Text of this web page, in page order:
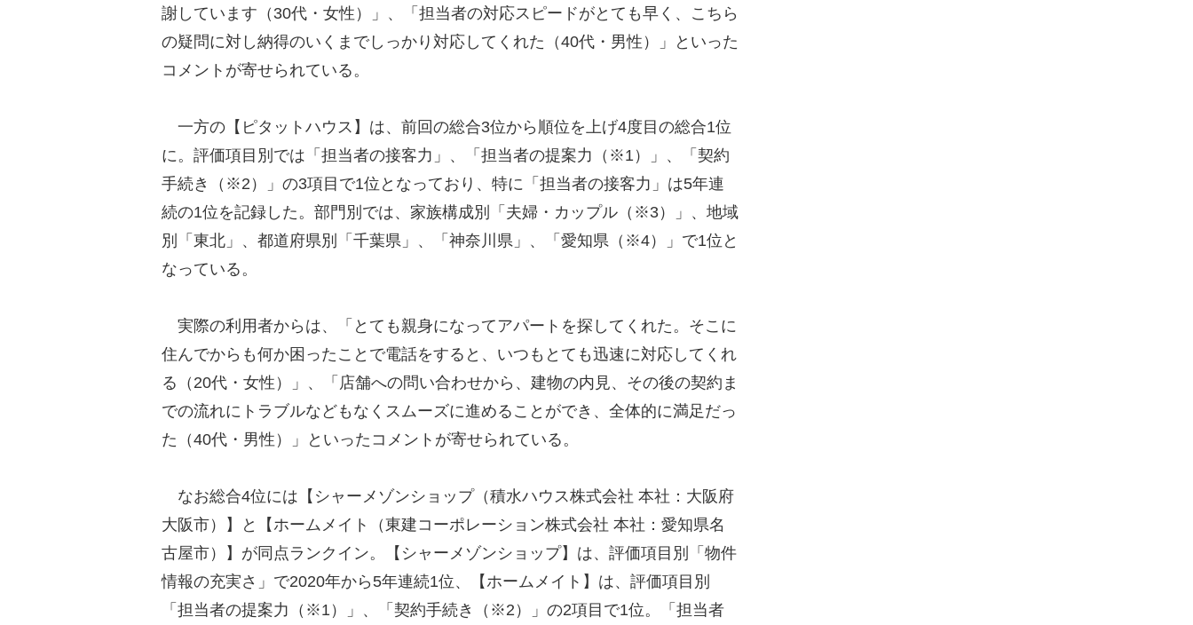
謝しています（30代・女性）」、「担当者の対応スピードがとても早く、こちら
の疑問に対し納得のいくまでしっかり対応してくれた（40代・男性）」といった
コメントが寄せられている。
一方の【ピタットハウス】は、前回の総合3位から順位を上げ4度目の総合1位
に。評価項目別では「担当者の接客力」、「担当者の提案力（※1）」、「契約
手続き（※2）」の3項目で1位となっており、特に「担当者の接客力」は5年連
続の1位を記録した。部門別では、家族構成別「夫婦・カップル（※3）」、地域
別「東北」、都道府県別「千葉県」、「神奈川県」、「愛知県（※4）」で1位と
なっている。
実際の利用者からは、「とても親身になってアパートを探してくれた。そこに
住んでからも何か困ったことで電話をすると、いつもとても迅速に対応してくれ
る（20代・女性）」、「店舗への問い合わせから、建物の内見、その後の契約ま
での流れにトラブルなどもなくスムーズに進めることができ、全体的に満足だっ
た（40代・男性）」といったコメントが寄せられている。
なお総合4位には【シャーメゾンショップ（積水ハウス株式会社 本社：大阪府
大阪市）】と【ホームメイト（東建コーポレーション株式会社 本社：愛知県名
古屋市）】が同点ランクイン。【シャーメゾンショップ】は、評価項目別「物件
情報の充実さ」で2020年から5年連続1位、【ホームメイト】は、評価項目別
「担当者の提案力（※1）」、「契約手続き（※2）」の2項目で1位。「担当者